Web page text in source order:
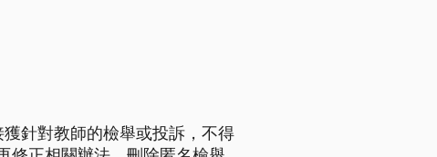
針對教師的檢舉或投訴，不得